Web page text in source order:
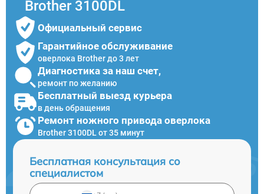
Brother 3100DL
Официальный сервис
Гарантийное обслуживание
оверлока Brother до 3 лет
Диагностика за наш счет,
ремонт по желанию
Бесплатный выезд курьера
в день обращения
Ремонт ножного привода оверлока
Brother 3100DL от 35 минут
Бесплатная консультация со
специалистом